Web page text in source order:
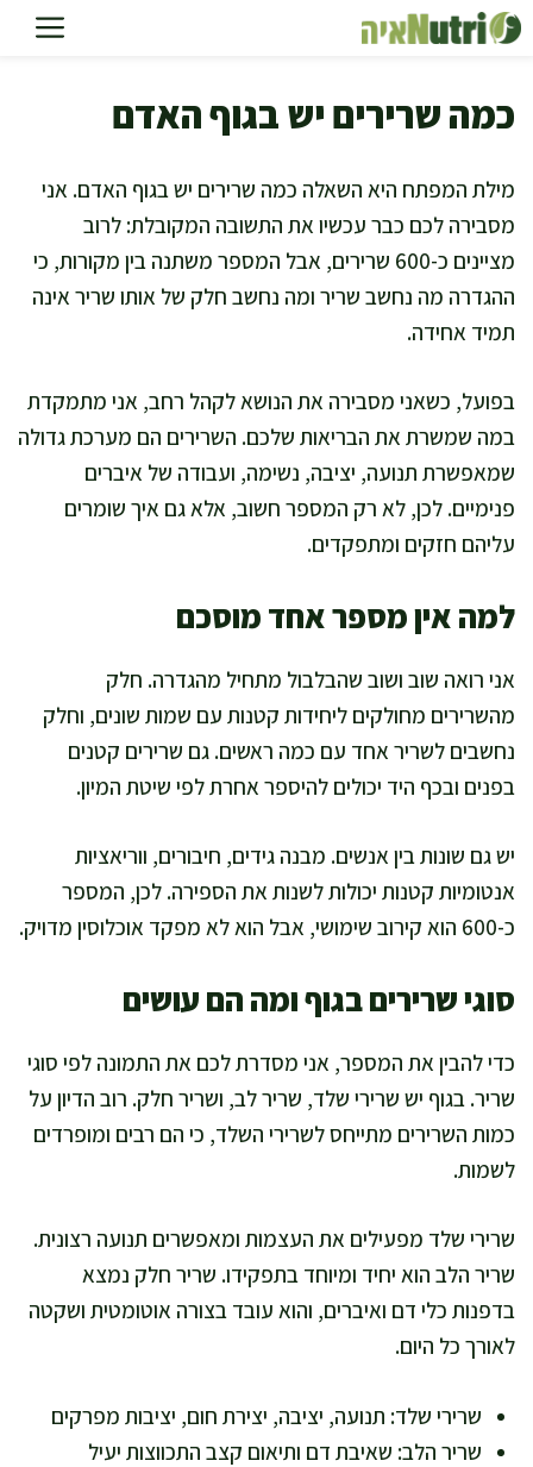
לדלג
לתוכן
כמה שרירים יש בגוף האדם
מילת המפתח היא השאלה כמה שרירים יש בגוף האדם. אני
מסבירה לכם כבר עכשיו את התשובה המקובלת: לרוב
מציינים כ-600 שרירים, אבל המספר משתנה בין מקורות, כי
ההגדרה מה נחשב שריר ומה נחשב חלק של אותו שריר אינה
תמיד אחידה.
בפועל, כשאני מסבירה את הנושא לקהל רחב, אני מתמקדת
במה שמשרת את הבריאות שלכם. השרירים הם מערכת גדולה
שמאפשרת תנועה, יציבה, נשימה, ועבודה של איברים
פנימיים. לכן, לא רק המספר חשוב, אלא גם איך שומרים
עליהם חזקים ומתפקדים.
למה אין מספר אחד מוסכם
אני רואה שוב ושוב שהבלבול מתחיל מהגדרה. חלק
מהשרירים מחולקים ליחידות קטנות עם שמות שונים, וחלק
נחשבים לשריר אחד עם כמה ראשים. גם שרירים קטנים
בפנים ובכף היד יכולים להיספר אחרת לפי שיטת המיון.
יש גם שונות בין אנשים. מבנה גידים, חיבורים, ווריאציות
אנטומיות קטנות יכולות לשנות את הספירה. לכן, המספר
כ-600 הוא קירוב שימושי, אבל הוא לא מפקד אוכלוסין מדויק.
סוגי שרירים בגוף ומה הם עושים
כדי להבין את המספר, אני מסדרת לכם את התמונה לפי סוגי
שריר. בגוף יש שרירי שלד, שריר לב, ושריר חלק. רוב הדיון על
כמות השרירים מתייחס לשרירי השלד, כי הם רבים ומופרדים
לשמות.
שרירי שלד מפעילים את העצמות ומאפשרים תנועה רצונית.
שריר הלב הוא יחיד ומיוחד בתפקידו. שריר חלק נמצא
בדפנות כלי דם ואיברים, והוא עובד בצורה אוטומטית ושקטה
לאורך כל היום.
שרירי שלד: תנועה, יציבה, יצירת חום, יציבות מפרקים
שריר הלב: שאיבת דם ותיאום קצב התכווצות יעיל